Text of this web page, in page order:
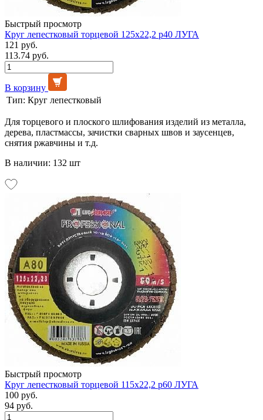
Быстрый просмотр
Круг лепестковый торцевой 125х22,2 р40 ЛУГА
121 руб.
113.74 руб.
В корзину
Тип: Круг лепестковый
Для торцевого и плоского шлифования изделий из металла,
дерева, пластмассы, зачистки сварных швов и заусенцев,
снятия ржавчины и т.д.
В наличии: 132 шт
Быстрый просмотр
Круг лепестковый торцевой 115х22,2 р60 ЛУГА
100 руб.
94 руб.